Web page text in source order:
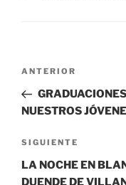
Navegación
entradas
Entrada
anterior:
ANTERIOR
NUESTROS
Siguiente
entrada
SIGUIENTE
LA NOCHE EN
DUENDE DE